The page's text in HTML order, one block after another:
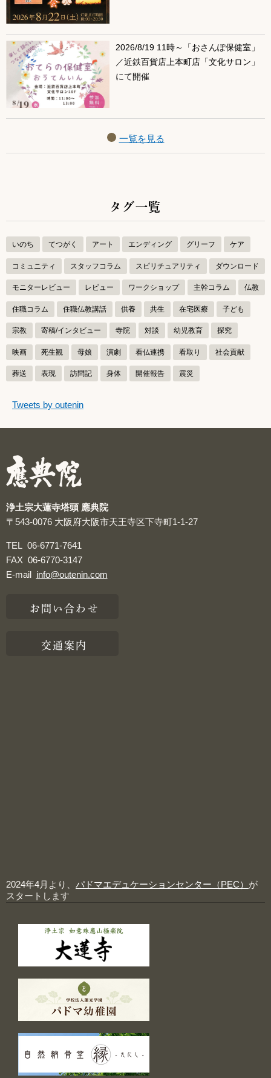
2026/8/19 11時～「おさんぽ保健室」
／近鉄百貨店上本町店「文化サロン」
にて開催
一覧を見る
タグ一覧
いのち てつがく アート エンディング グリーフ ケア
コミュニティ スタッフコラム スピリチュアリティ ダウンロード
モニターレビュー レビュー ワークショップ 主幹コラム 仏教
住職コラム 住職仏教講話 供養 共生 在宅医療 子ども
宗教 寄稿/インタビュー 寺院 対談 幼児教育 探究
映画 死生観 母娘 演劇 看仏連携 看取り 社会貢献
葬送 表現 訪問記 身体 開催報告 震災
つぶやき
つぶやきをスキップする
Tweets by outenin
浄土宗大蓮寺塔頭 應典院
〒543-0076 大阪府大阪市天王寺区下寺町1-1-27
TEL 06-6771-7641
FAX 06-6770-3147
E-mail info@outenin.com
お問い合わせ
交通案内
2024年4月より、 パドマエデュケーションセンター（PEC） が
スタートします